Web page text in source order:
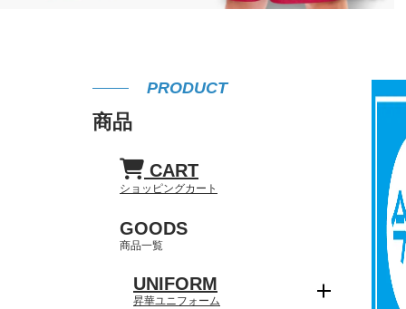
PRODUCT
商品
CART
ショッピングカート
GOODS
商品一覧
UNIFORM
昇華ユニフォーム